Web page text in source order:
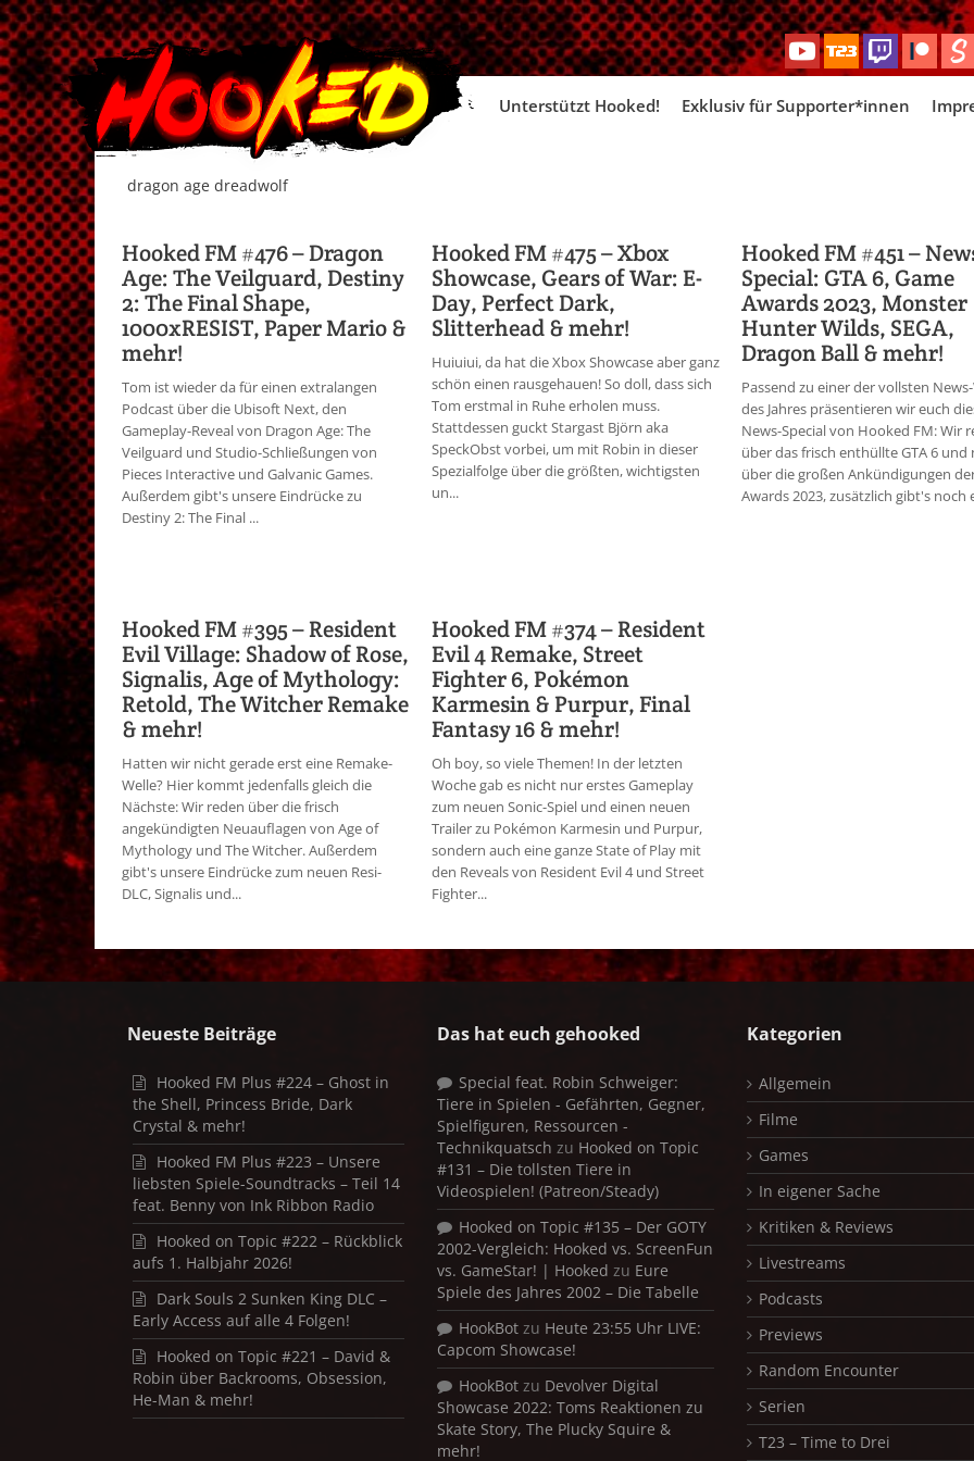
Skip
Unterstützt Hooked! Exklusiv für Supporter*innen
dragon age dreadwolf
Hooked FM #476 – Dragon
Age: The Veilguard, Destiny
2: The Final Shape,
1000xRESIST, Paper Mario &
mehr!
Tom ist wieder da für einen extralangen
Podcast über die Ubisoft Next, den
Gameplay-Reveal von Dragon Age: The
Veilguard und Studio-Schließungen von
Pieces Interactive und Galvanic Games.
Außerdem gibt's unsere Eindrücke zu
Destiny 2: The Final ...
Hooked FM #475 – Xbox
Showcase, Gears of War: E-
Day, Perfect Dark,
Slitterhead & mehr!
Huiuiui, da hat die Xbox Showcase aber ganz
schön einen rausgehauen! So doll, dass sich
Tom erstmal in Ruhe erholen muss.
Stattdessen guckt Stargast Björn aka
SpeckObst vorbei, um mit Robin in dieser
Spezialfolge über die größten, wichtigsten
un...
Hooked FM #451 –
Special: GTA 6, Game
Awards 2023, Monster
Hunter Wilds, SEGA,
Dragon Ball & mehr!
Passend zu einer der vollsten
des Jahres präsentieren wir euch
News-Special von Hooked FM: Wir
über das frisch enthüllte GTA 6
über die großen Ankündigungen
Awards 2023, zusätzlich gibt's noch
Hooked FM #395 – Resident
Evil Village: Shadow of Rose,
Signalis, Age of Mythology:
Retold, The Witcher Remake
& mehr!
Hatten wir nicht gerade erst eine Remake-
Welle? Hier kommt jedenfalls gleich die
Nächste: Wir reden über die frisch
angekündigten Neuauflagen von Age of
Mythology und The Witcher. Außerdem
gibt's unsere Eindrücke zum neuen Resi-
DLC, Signalis und...
Hooked FM #374 – Resident
Evil 4 Remake, Street
Fighter 6, Pokémon
Karmesin & Purpur, Final
Fantasy 16 & mehr!
Oh boy, so viele Themen! In der letzten
Woche gab es nicht nur erstes Gameplay
zum neuen Sonic-Spiel und einen neuen
Trailer zu Pokémon Karmesin und Purpur,
sondern auch eine ganze State of Play mit
den Reveals von Resident Evil 4 und Street
Fighter...
Neueste Beiträge
Hooked FM Plus #224 – Ghost in
the Shell, Princess Bride, Dark
Crystal & mehr!
Hooked FM Plus #223 – Unsere
liebsten Spiele-Soundtracks – Teil 14
feat. Benny von Ink Ribbon Radio
Hooked on Topic #222 – Rückblick
aufs 1. Halbjahr 2026!
Dark Souls 2 Sunken King DLC –
Early Access auf alle 4 Folgen!
Hooked on Topic #221 – David &
Robin über Backrooms, Obsession,
He-Man & mehr!
Das hat euch gehooked
Special feat. Robin Schweiger:
Tiere in Spielen - Gefährten, Gegner,
Spielfiguren, Ressourcen -
Technikquatsch zu Hooked on Topic
#131 – Die tollsten Tiere in
Videospielen! (Patreon/Steady)
Hooked on Topic #135 – Der GOTY
2002-Vergleich: Hooked vs. ScreenFun
vs. GameStar! | Hooked zu Eure
Spiele des Jahres 2002 – Die Tabelle
HookBot zu Heute 23:55 Uhr LIVE:
Capcom Showcase!
HookBot zu Devolver Digital
Showcase 2022: Toms Reaktionen zu
Skate Story, The Plucky Squire &
mehr!
Kategorien
Allgemein
Filme
Games
In eigener Sache
Kritiken & Reviews
Livestreams
Podcasts
Previews
Random Encounter
Serien
T23 – Time to Drei